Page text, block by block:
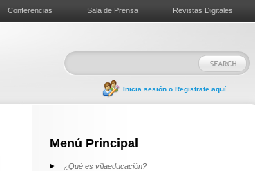
Conferencias Sala de Prensa Revistas Digitales
Inicia sesión o Registrate aquí
Menú Principal
¿Qué es villaeducación?